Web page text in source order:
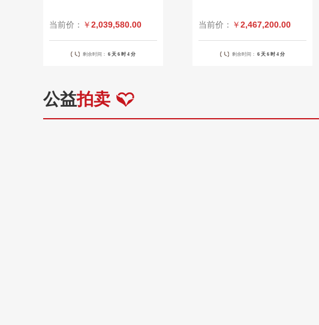
当前价： ￥ 2,039,580.00
剩余时间： 6 天 6 时 4 分
当前价： ￥ 2,467,200.00
剩余时间： 6 天 6 时 4 分
公益拍卖